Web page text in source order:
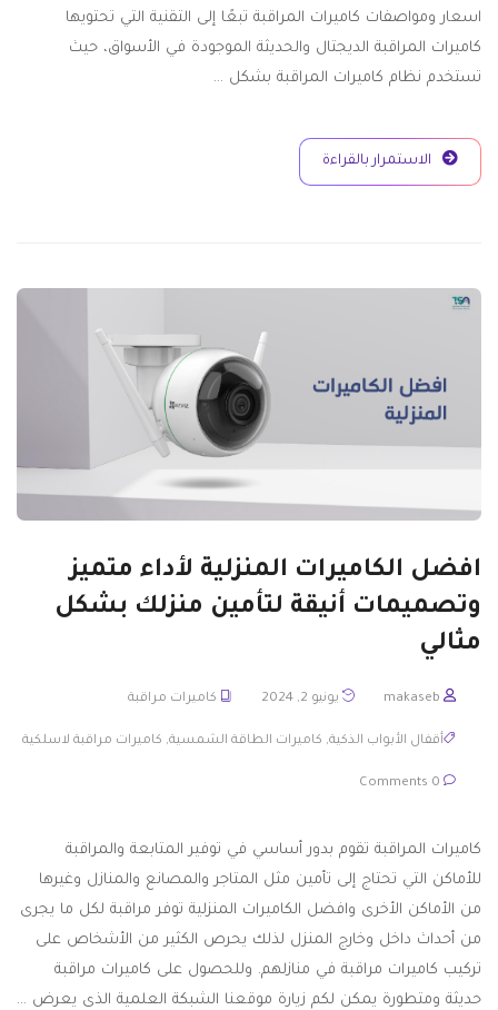
اسعار ومواصفات كاميرات المراقبة تبعًا إلى التقنية التي تحتويها
كاميرات المراقبة الديجتال والحديثة الموجودة في الأسواق، حيث
تستخدم نظام كاميرات المراقبة بشكل …
الاستمرار بالقراءة
افضل الكاميرات المنزلية لأداء متميز
وتصميمات أنيقة لتأمين منزلك بشكل
مثالي
makaseb يونيو 2, 2024 كاميرات مراقبة
أقفال الأبواب الذكية,كاميرات الطاقة الشمسية,كاميرات مراقبة لاسلكية
0 Comments
كاميرات المراقبة تقوم بدور أساسي في توفير المتابعة والمراقبة
للأماكن التي تحتاج إلى تأمين مثل المتاجر والمصانع والمنازل وغيرها
من الأماكن الأخرى وافضل الكاميرات المنزلية توفر مراقبة لكل ما يجرى
من أحداث داخل وخارج المنزل لذلك يحرص الكثير من الأشخاص على
تركيب كاميرات مراقبة في منازلهم. وللحصول على كاميرات مراقبة
حديثة ومتطورة يمكن لكم زيارة موقعنا الشبكة العلمية الذى يعرض …